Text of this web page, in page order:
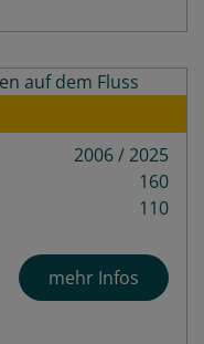
2006 / 2025
160
110
mehr Infos